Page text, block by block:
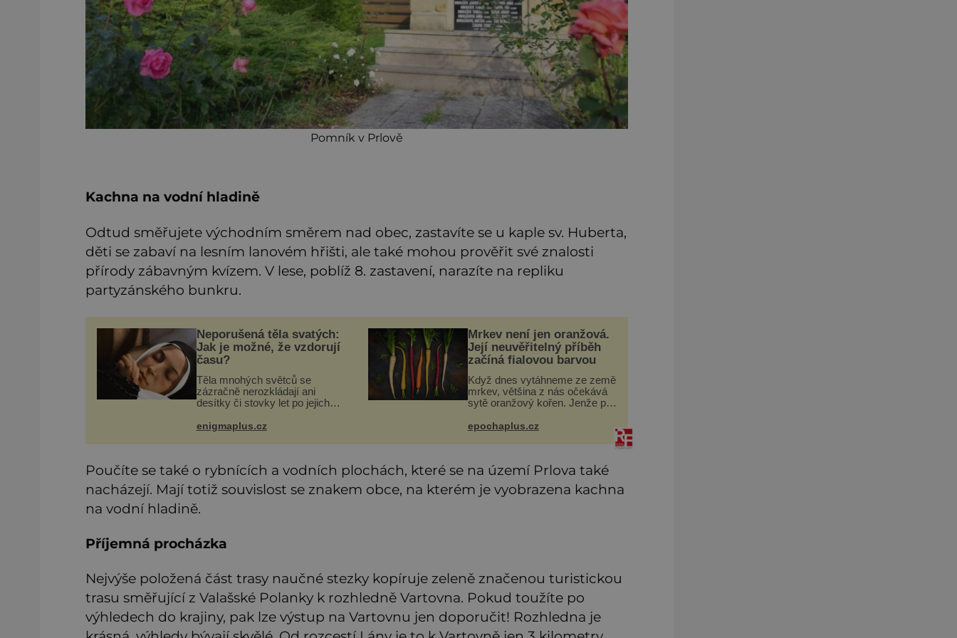
Pomník v Prlově
Kachna na vodní hladině
Odtud směřujete východním směrem nad obec, zastavíte se u kaple sv. Huberta,
děti se zabaví na lesním lanovém hřišti, ale také mohou prověřit své znalosti
přírody zábavným kvízem. V lese, poblíž 8. zastavení, narazíte na repliku
partyzánského bunkru.
Neporušená těla svatých:
Jak je možné, že vzdorují
času?
Těla mnohých světců se
zázračně nerozkládají ani
desítky či stovky let po jejich
nebylo provedeno balzamování
Neporušené ostatky bývají
enigmaplus.cz
Mrkev není jen oranžová.
Její neuvěřitelný příběh
začíná fialovou barvou
Když dnes vytáhneme ze země
mrkev, většina z nás očekává
sytě oranžový kořen. Jenže po
všechno možné, jen ne
někdy dokonce téměř černá.
epochaplus.cz
Poučíte se také o rybnících a vodních plochách, které se na území Prlova také
nacházejí. Mají totiž souvislost se znakem obce, na kterém je vyobrazena kachna
na vodní hladině.
Příjemná procházka
Nejvýše položená část trasy naučné stezky kopíruje zeleně značenou turistickou
trasu směřující z Valašské Polanky k rozhledně Vartovna. Pokud toužíte po
výhledech do krajiny, pak lze výstup na Vartovnu jen doporučit! Rozhledna je